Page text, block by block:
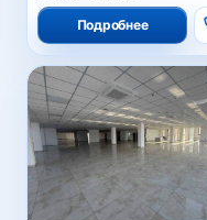
Подробнее